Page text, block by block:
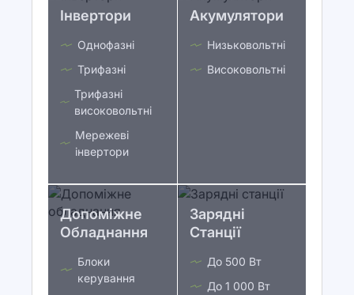
Інвертори
Однофазні
Трифазні
Трифазні
високовольтні
Мережеві
інвертори
Акумулятори
Низьковольтні
Високовольтні
Допоміжне
Обладнання
Блоки
керування
Зарядні
Станції
До 500 Вт
До 1 000 Вт